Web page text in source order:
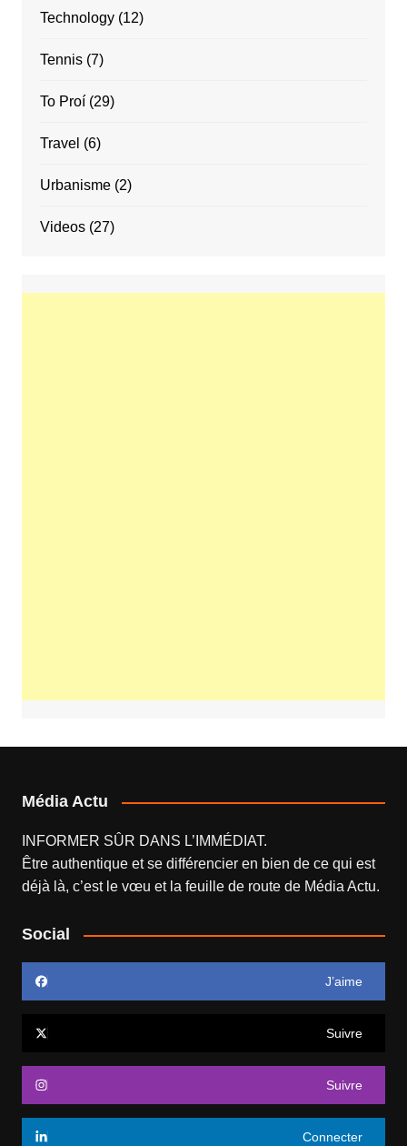
Technology(12)
Tennis(7)
To Proí(29)
Travel (6)
Urbanisme(2)
Videos(27)
Média Actu
INFORMER SÛR DANS L’IMMÉDIAT.
Être authentique et se différencier en bien de ce qui est
déjà là, c’est le vœu et la feuille de route de Média Actu.
Social
J’aime
Suivre
Suivre
Connecter